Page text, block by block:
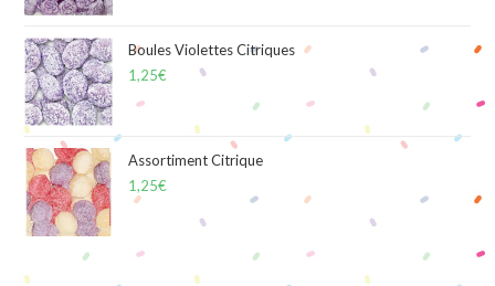
Boules Violettes Citriques
1,25€
Assortiment Citrique
1,25€